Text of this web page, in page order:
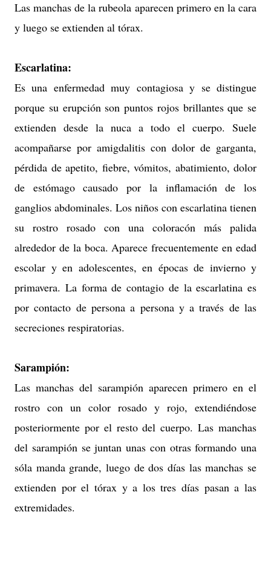
Las manchas de la rubeola aparecen primero en la cara
y luego se extienden al tórax.
Escarlatina:
Es una enfermedad muy contagiosa y se distingue
porque su erupción son puntos rojos brillantes que se
extienden desde la nuca a todo el cuerpo. Suele
acompañarse por amigdalitis con dolor de garganta,
pérdida de apetito, fiebre, vómitos, abatimiento, dolor
de estómago causado por la inflamación de los
ganglios abdominales. Los niños con escarlatina tienen
su rostro rosado con una coloracón más palida
alrededor de la boca. Aparece frecuentemente en edad
escolar y en adolescentes, en épocas de invierno y
primavera. La forma de contagio de la escarlatina es
por contacto de persona a persona y a través de las
secreciones respiratorias.
Sarampión:
Las manchas del sarampión aparecen primero en el
rostro con un color rosado y rojo, extendiéndose
posteriormente por el resto del cuerpo. Las manchas
del sarampión se juntan unas con otras formando una
sóla manda grande, luego de dos días las manchas se
extienden por el tórax y a los tres días pasan a las
extremidades.